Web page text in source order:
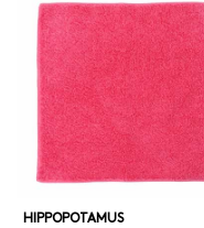
HIPPOPOTAMUS